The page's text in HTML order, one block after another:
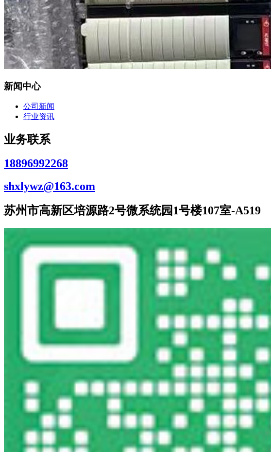
新闻中心
公司新闻
行业资讯
业务联系
18896992268
shxlywz@163.com
苏州市高新区培源路2号微系统园1号楼107室-A519